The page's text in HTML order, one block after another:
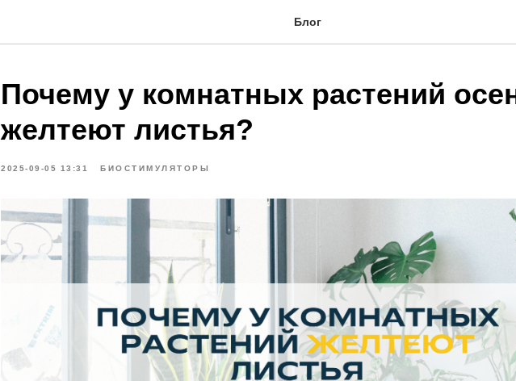
Блог
Почему у комнатных растений
желтеют листья?
2025-09-05 13:31 БИОСТИМУЛЯТОРЫ